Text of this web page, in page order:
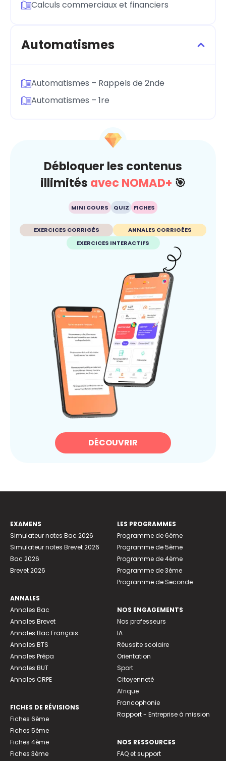
Calculs commerciaux et financiers
Automatismes
Automatismes – Rappels de 2nde
Automatismes – 1re
Débloquer les contenus
illimités avec NOMAD+ 🎯
MINI COURS QUIZ FICHES
EXERCICES CORRIGÉS
ANNALES CORRIGÉES
EXERCICES INTERACTIFS
DÉCOUVRIR
EXAMENS
Simulateur notes Bac 2026
Simulateur notes Brevet 2026
Bac 2026
Brevet 2026
ANNALES
Annales Bac
Annales Brevet
Annales Bac Français
Annales BTS
Annales Prépa
Annales BUT
Annales CRPE
FICHES DE RÉVISIONS
Fiches 6ème
Fiches 5ème
Fiches 4ème
Fiches 3ème
LES PROGRAMMES
Programme de 6ème
Programme de 5ème
Programme de 4ème
Programme de 3ème
Programme de Seconde
NOS ENGAGEMENTS
Nos professeurs
IA
Réussite scolaire
Orientation
Sport
Citoyenneté
Afrique
Francophonie
Rapport - Entreprise à mission
NOS RESSOURCES
FAQ et support